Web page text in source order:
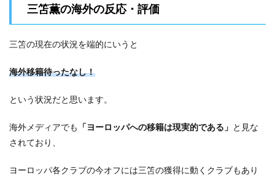
三笘薫の海外の反応・評価
三笘の現在の状況を端的にいうと
海外移籍待ったなし！
という状況だと思います。
海外メディアでも 「ヨーロッパへの移籍は現実的である」 と見な
されており、
ヨーロッパ各クラブの今オフには三笘の獲得に動くクラブもあり